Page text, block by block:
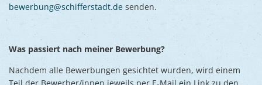
bewerbung@schifferstadt.de senden.
Was passiert nach meiner Bewerbung?
Nachdem alle Bewerbungen gesichtet wurden, wird einem